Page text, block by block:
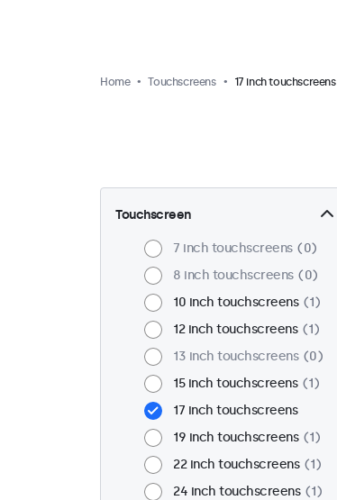
Home Touchscreens 17 inch touchscreens
Touchscreen
7 inch touchscreens
0
8 inch touchscreens
0
10 inch touchscreens
1
12 inch touchscreens
1
13 inch touchscreens
0
15 inch touchscreens
1
17 inch touchscreens
19 inch touchscreens
1
22 inch touchscreens
1
24 inch touchscreens
1